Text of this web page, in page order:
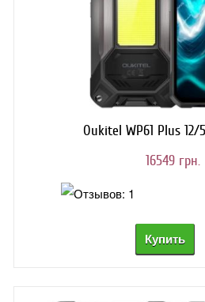
Oukitel WP61 Plus 12/
16549 грн.